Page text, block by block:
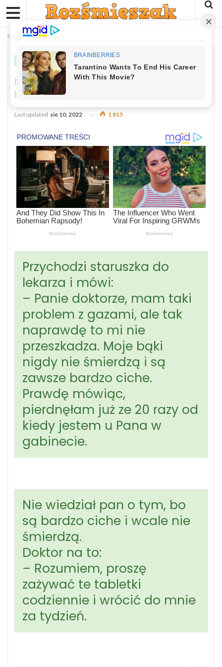
Home Dowcipy
DOWCIPY
Kawał: Przychodzi Staruszka Do
Lekarza
Last updated sie 10, 2022 1 815
Przychodzi staruszka do
lekarza i mówi:
– Panie doktorze, mam taki
problem z gazami, ale tak
naprawdę to mi nie
przeszkadza. Moje bąki
nigdy nie śmierdzą i są
zawsze bardzo ciche.
Prawdę mówiąc,
pierdnęłam już ze 20 razy od
kiedy jestem u Pana w
gabinecie.
Nie wiedział pan o tym, bo
są bardzo ciche i wcale nie
śmierdzą.
Doktor na to:
– Rozumiem, proszę
zażywać te tabletki
codziennie i wrócić do mnie
za tydzień.